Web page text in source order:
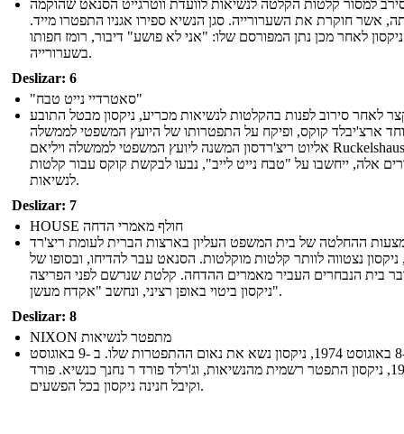
סירב למסור קלטות הקלטה לנשיאות לוועדת ווטרגייט הסנאט שהוקמה
אשר חוקרת את השערורייה. סגן הנשיא ספירו אגניו התפטרו מייד.
ניקסון לאחר מכן נתן המפורסם שלו: "אני לא פושע" דיבור, רומז חפותו
בשערורייה.
Deslizar: 6
"סאטרדיי נייט טבח"
לאחר סירוב לפנות בהקלטות לנשיאות מכריע, ניקסון מבטל התובע
ארצ'יבלד קוקס, ופיקח על התפטרותו של היועץ המשפטי לממשלה
אליוט ריצ'רדסון המשנה ליועץ המשפטי לממשלה ויליאם Ruckelshaus.
אלה, ייחשבו על "טבח נייט לייב", נבעו לבקשת קוקס עבור קלטות
לנשיאות.
Deslizar: 7
HOUSE חולף מאמרי הדחה
ההחלטה של ​​בית המשפט העליון בארצות הברית לעומת ריצ'רד
ניקסון נצטווה לוותר קלטות מוקלטות. הסנאט עבר להדיחו, ובסופו של
בית הנבחרים העביר מאמרים ההדחה. קלטת שנרשם לפני הפריצה
ניקסון ביטוי באופן רציני, ונחשב "אקדח מעשן".
Deslizar: 8
NIXON מתפטר לנשיאות
ב -8 באוגוסט 1974, ניקסון נשא את נאום ההתפטרות שלו. ב -9 באוגוסט
1974, ניקסון התפטר רשמית מהנשיאות, וג'רלד פורד ר נחנך כנשיא. פורד
וקיבל חנינה ניקסון בכל הפשעים.